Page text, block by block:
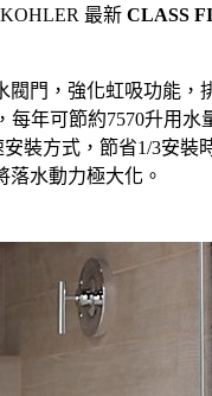
KOHLER 最新 CLASS
閥門，強化虹吸功能，
每年可節約7570升用水
裝方式，節省1/3安裝
落水動力極大化。